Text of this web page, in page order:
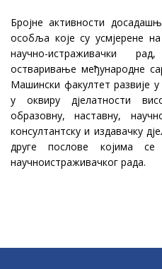
Бројне активности
особља које су усмјерене
научно-истраживачки
остваривање међународне
Машински факултет развије у
у оквиру дјелатности
образовну, наставну,
консултантску и издавачку
друге послове којима се
научноистраживачког рада.